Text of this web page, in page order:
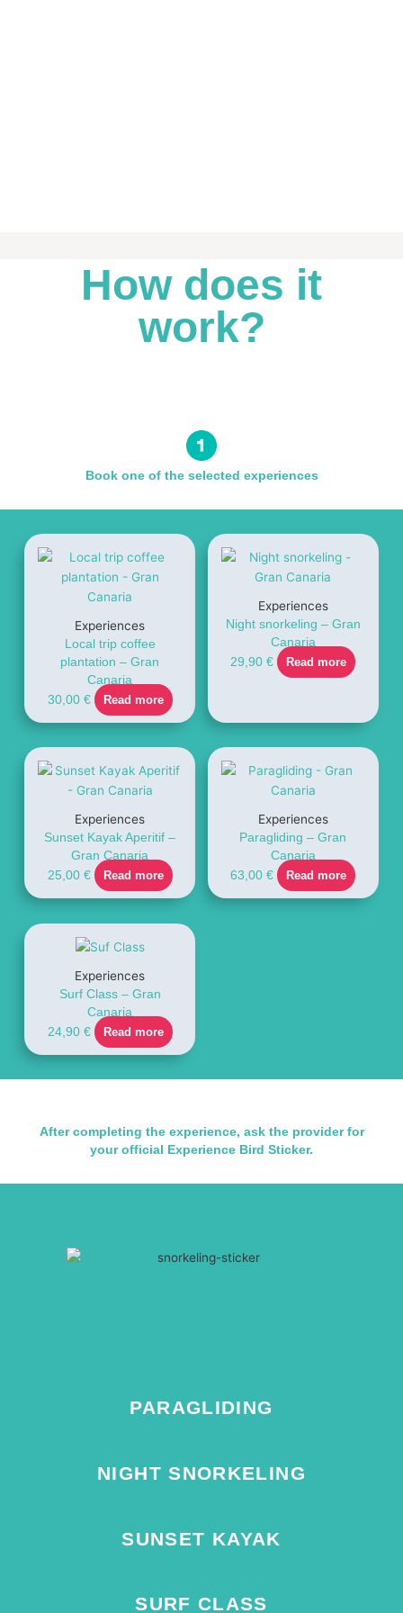
How does it
work?
Book one of the selected experiences
Experiences
Local trip coffee
plantation – Gran
Canaria
30,00 € Read more
Experiences
Night snorkeling – Gran
Canaria
29,90€ Read more
Experiences
Sunset Kayak Aperitif –
Gran Canaria
25,00 € Read more
Experiences
Paragliding – Gran
Canaria
63,00€ Read more
Experiences
Surf Class – Gran
Canaria
24,90 € Read more
After completing the experience, ask the provider for
your official Experience Bird Sticker.
PARAGLIDING
NIGHT SNORKELING
SUNSET KAYAK
SURF CLASS